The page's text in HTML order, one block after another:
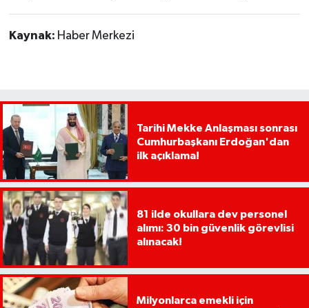
Kaynak: Haber Merkezi
Tarihi Mekke Anlaşması sonrası
Cumhurbaşkanı Erdoğan'dan
ilk açıklama!
81 ilde okullara dev personel
alımı: 30 bin güvenlik görevlisi
alınacak!
Milyonlarca emekli için